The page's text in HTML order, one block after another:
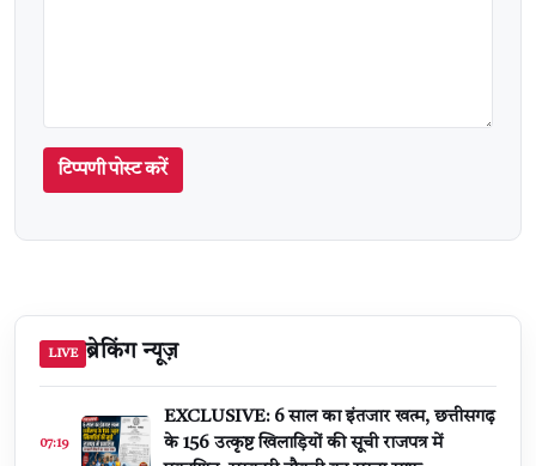
टिप्पणी पोस्ट करें
LIVE ब्रेकिंग न्यूज़
07:19
EXCLUSIVE: 6 साल का इंतजार खत्म, छत्तीसगढ़
के 156 उत्कृष्ट खिलाड़ियों की सूची राजपत्र में